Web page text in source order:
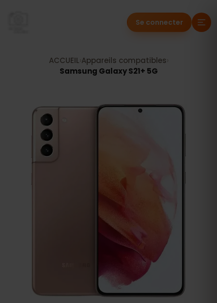
Se connecter
ACCUEIL Appareils compatibles
Samsung Galaxy S21+ 5G